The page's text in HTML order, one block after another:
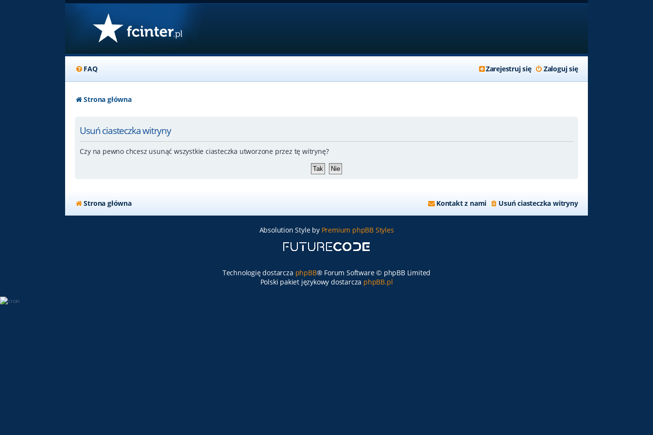
FAQ Zaloguj się
Zarejestruj się
Strona główna
Usuń ciasteczka witryny
Czy na pewno chcesz usunąć wszystkie ciasteczka utworzone przez tę witrynę?
Strona główna Usuń ciasteczka witryny
Kontakt z nami
Absolution Style by Premium phpBB Styles
Technologię dostarcza phpBB® Forum Software © phpBB Limited
Polski pakiet językowy dostarcza phpBB.pl